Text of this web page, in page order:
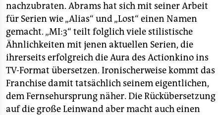
nachzubraten. Abrams hat sich mit seiner Arbeit
für Serien wie „Alias“ und „Lost“ einen Namen
gemacht. „MI:3“ teilt folglich viele stilistische
Ähnlichkeiten mit jenen aktuellen Serien, die
ihrerseits erfolgreich die Aura des Actionkino ins
TV-Format übersetzen. Ironischerweise kommt das
Franchise damit tatsächlich seinem eigentlichen,
dem Fernsehursprung näher. Die Rückübersetzung
auf die große Leinwand aber macht auch einen